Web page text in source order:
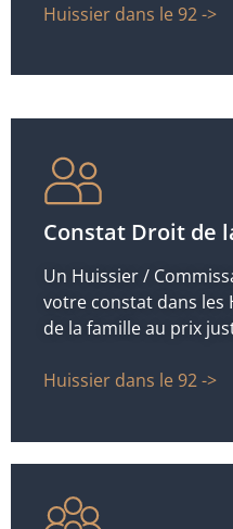
Huissier dans le 92 ->
Constat Droit de
Un Huissier /
votre constat dans les
de la famille au prix
Huissier dans le 92 ->